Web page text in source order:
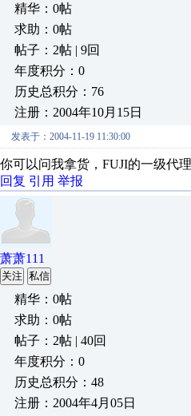
精华：0帖
求助：0帖
帖子：2帖 | 9回
年度积分：0
历史总积分：76
注册：2004年10月15日
发表于：2004-11-19 11:30:00
你可以问我拿货，FUJI的一级代
回复 引用 举报
萧萧111
关注 私信
精华：0帖
求助：0帖
帖子：2帖 | 40回
年度积分：0
历史总积分：48
注册：2004年4月05日